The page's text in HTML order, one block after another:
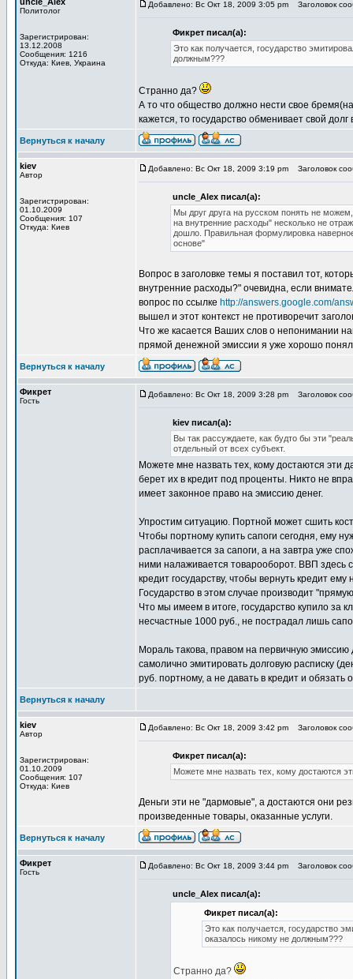
Политолог
Зарегистрирован:
13.12.2008
Сообщения: 1216
Откуда: Киев, Украина
Добавлено: Вс Окт 18, 2009 3:05 pm Заголовок
Фикрет писал(а):
Это как получается, государство
должным???
Странно да?
А то что общество должно нести свое
кажется, то государство обменивает свой
Вернуться к началу
kiev
Автор
Зарегистрирован:
01.10.2009
Сообщения: 107
Откуда: Киев
Добавлено: Вс Окт 18, 2009 3:19 pm Заголовок
uncle_Alex писал(а):
Мы друг друга на русском понять не
на внутренние расходы" несколько не
дошло. Правильная формулировка
основе"
Вопрос в заголовке темы я поставил тот,
внутренние расходы?" очевидна, если
вопрос по ссылке http://answers.google.com/
вышел и этот контекст не противоречит
Что же касается Ваших слов о непонимании
прямой денежной эмиссии я уже хорошо
Вернуться к началу
Фикрет
Гость
Добавлено: Вс Окт 18, 2009 3:28 pm Заголовок
kiev писал(а):
Вы так рассуждаете, как будто бы эти
отдельный от всех субъект.
Можете мне назвать тех, кому достаются эти
берет их в кредит под проценты. Никто не
имеет законное право на эмиссию денег.
Упростим ситуацию. Портной может сшить
Чтобы портному купить сапоги сегодня, ему
расплачивается за сапоги, а на завтра уже
ними налаживается товарооборот. ВВП здесь
кредит государству, чтобы вернуть кредит
Государство в этом случае производит
Что мы имеем в итоге, государство купило за
несчастные 1000 руб., не пострадал лишь
Мораль такова, правом на первичную
самолично эмитировать долговую расписку
руб. портному, а не давать в кредит и обязать
Вернуться к началу
kiev
Автор
Зарегистрирован:
01.10.2009
Сообщения: 107
Откуда: Киев
Добавлено: Вс Окт 18, 2009 3:42 pm Заголовок
Фикрет писал(а):
Можете мне назвать тех, кому достаются
Деньги эти не "дармовые", а достаются они
произведенные товары, оказанные услуги.
Вернуться к началу
Фикрет
Гость
Добавлено: Вс Окт 18, 2009 3:44 pm Заголовок
uncle_Alex писал(а):
Фикрет писал(а):
Это как получается, государство
оказалось никому не должным???
Странно да?